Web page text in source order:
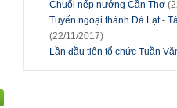
Chuối nếp nướng Cần Thơ
Tuyến ngoại thành Đà Lạt -
(22/11/2017)
Lần đầu tiên tổ chức Tuần